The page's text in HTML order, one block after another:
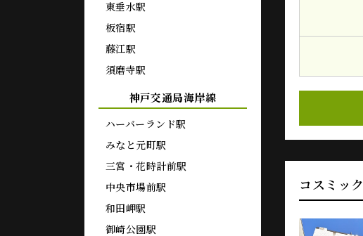
東垂水駅
板宿駅
藤江駅
須磨寺駅
神戸交通局海岸線
ハーバーランド駅
みなと元町駅
三宮・花時計前駅
中央市場前駅
和田岬駅
御崎公園駅
コスミック